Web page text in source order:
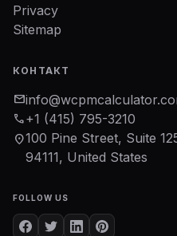
Privacy
Sitemap
КОНТАКТ
mail
phone+1 (415) 795-3210
location_on100 Pine Street, Suite
94111, United States
FOLLOW US